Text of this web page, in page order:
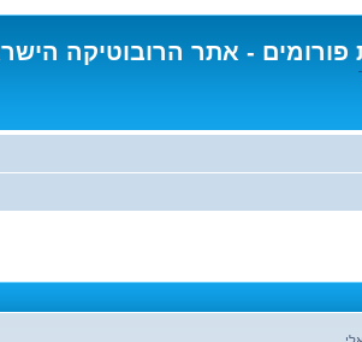
פורומים - אתר הרובוטיקה